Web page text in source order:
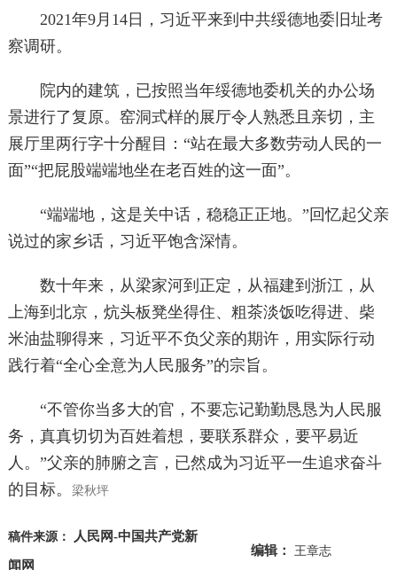
2021年9月14日，习近平来到中共绥德地委旧址考
察调研。
院内的建筑，已按照当年绥德地委机关的办公场
景进行了复原。窑洞式样的展厅令人熟悉且亲切，主
展厅里两行字十分醒目：“站在最大多数劳动人民的一
面”“把屁股端端地坐在老百姓的这一面”。
“端端地，这是关中话，稳稳正正地。”回忆起父亲
说过的家乡话，习近平饱含深情。
数十年来，从梁家河到正定，从福建到浙江，从
上海到北京，炕头板凳坐得住、粗茶淡饭吃得进、柴
米油盐聊得来，习近平不负父亲的期许，用实际行动
践行着“全心全意为人民服务”的宗旨。
“不管你当多大的官，不要忘记勤勤恳恳为人民服
务，真真切切为百姓着想，要联系群众，要平易近
人。”父亲的肺腑之言，已然成为习近平一生追求奋斗
的目标。
梁秋坪
稿件来源： 人民网-中国共产党新
闻网
编辑： 王章志